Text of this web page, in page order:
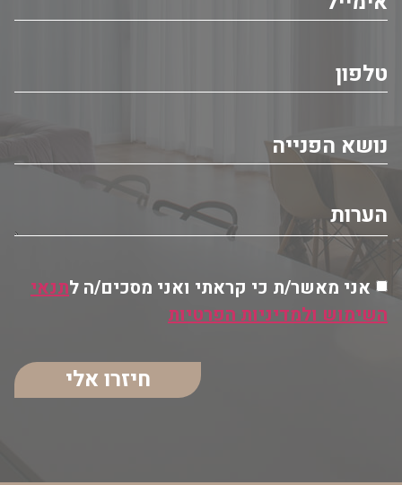
אני מאשר/ת כי קראתי ואני מסכים/ה לתנאי
השימוש ולמדיניות הפרטיות
חיזרו אלי